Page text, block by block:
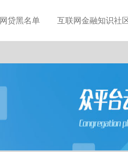
网贷黑名单 互联网金融知识社